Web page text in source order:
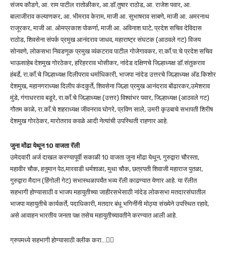
संजय कौडगे, आ. राम पाटील रातोळीकर, आ.डॉ.तुषार राठोड, आ. राजेश पवार, आ.
बालाजीराव कल्याणकर, आ. भीमराव केराम, माजी आ. सुभाषराव साबणे, माजी आ. अमरनाथ
राजूरकर, माजी आ. ओमप्रकाश पोकर्णा, माजी आ. अविनाश घाटे, प्रदेश सचिव देविदास
राठोड, शिवसेना संपर्क प्रमुख आनंदराव जाधव, महाराष्ट्र संघटक (आठवले गट) विजय
सोनवणे, लोकसभा निवडणूक प्रमुख व्यंकटराव पाटील गोजेगावकर, रा.काँ.पा.चे प्रदेश सचिव
भाऊसाहेब देशमुख गोरठेकर, हरिहरराव भोसीकर, नांदेड दक्षिणचे जिल्हाध्यक्ष डॉ.संतुकराव
हंबर्डे, रा.काँ.चे जिल्हाध्यक्ष दिलीपराव धर्माधिकारी, भाजपा नांदेड उत्तरचे जिल्हाध्यक्ष अ‍ॅड.किशोर
देशमुख, महानगराध्यक्ष दिलीप कंदकुर्ते, शिवसेना जिल्हा प्रमुख आनंदराव बोंढारकर,उमेशराव
मुंडे, गंगाधरराव बडूरे, रा.काँ.चे जिल्हाध्यक्ष (उत्तर) विश्‍वांभर पवार, जिल्हाध्यक्ष (आठवले गट)
गौतम काळे, रा.काँ.चे शहराध्यक्ष जीवनराव घोगरे, प्रविण साले, उमरी कृउबाचे सभापती शिरीष
देशमुख गोरठेकर, मारोतराव कवळे आदी नेत्यांची उपस्थिती राहणार आहे.
जुना मोंढा येथून 10 वाजता रॅली
उमेदवारी अर्ज दाखल करण्यापूर्वी सकाळी 10 वाजता जुना मोंढा येथून, गुरुद्वारा चौरस्ता,
महावीर चौक, हनुमान पेठ,मारवाडी धर्मशाळा, मुथा चौक, छत्रपती शिवाजी महाराज पुतळा,
गुरुद्वारा मैदान (हिंगोली गेट) सभास्थळापर्यंत भव्य रॅली काढण्यात येणार आहे. या रॅलीत
सहभागी होण्यासाठी व भाजप महायुतीच्या जाहीरसभेसाठी नांदेड लोकसभा मतदारसंघातील
भाजपा महायुतीचे कार्यकर्ते, पदाधिकारी, मतदार बंधू भगिनींनी मोठ्या संख्येने उपस्थित रहावे,
असे आवाहन भारतीय जनता पक्ष तसेच महायुतीच्यावतीने करण्यात आली आहे.
ग्रुपमध्ये सहभागी होण्यासाठी क्लीक करा…👆🏻